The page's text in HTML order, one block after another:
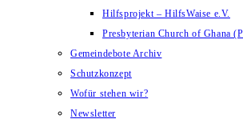
Hilfsprojekt – HilfsWaise e.V.
Presbyterian Church of Ghana
Gemeindebote Archiv
Schutzkonzept
Wofür stehen wir?
Newsletter